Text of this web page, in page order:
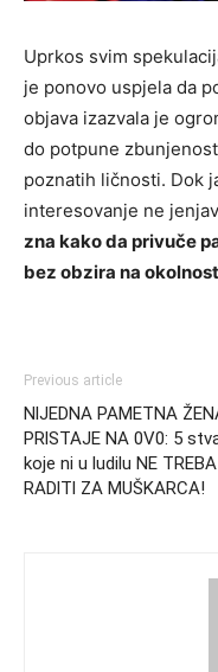
Uprkos svim
je ponovo uspjela da
objava izazvala je
do potpune
poznatih ličnosti. Dok
interesovanje ne
zna kako da privuče
bez obzira na
Previous article
NlJEDNA PAMETNA
PRlSTAJE NA 0V0: 5
koje ni u ludilu NE TREBA
RADlTl ZA MUŠKARCA!